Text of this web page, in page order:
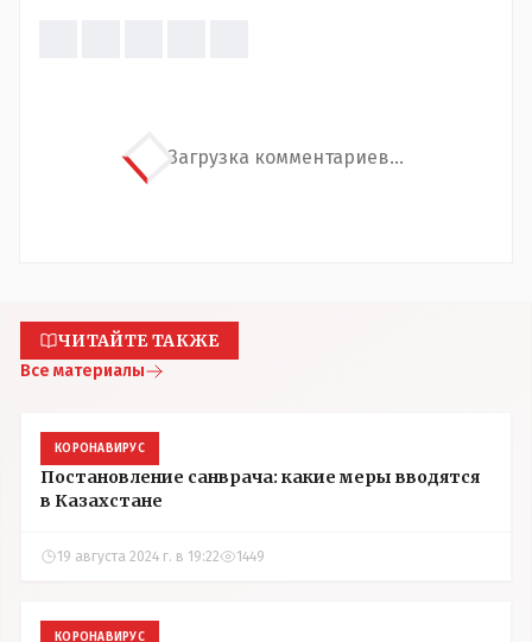
Загрузка комментариев...
ЧИТАЙТЕ ТАКЖЕ
Все материалы
КОРОНАВИРУС
Постановление санврача: какие меры вводятся
в Казахстане
19 августа 2024 г. в 19:22 1449
КОРОНАВИРУС